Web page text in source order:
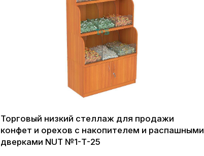
Торговый низкий стеллаж для продажи
конфет и орехов с накопителем и распашными
дверками NUT №1-Т-25